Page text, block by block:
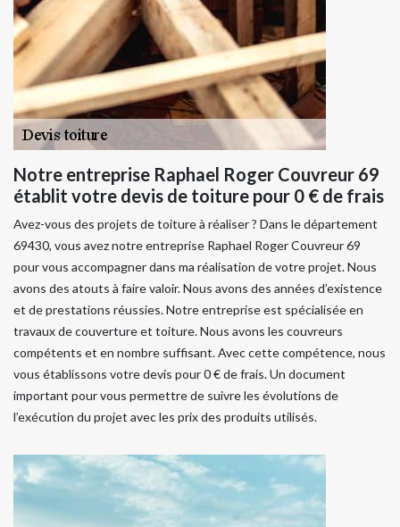
Notre entreprise Raphael Roger Couvreur 69
établit votre devis de toiture pour 0 € de frais
Avez-vous des projets de toiture à réaliser ? Dans le département
69430, vous avez notre entreprise Raphael Roger Couvreur 69
pour vous accompagner dans ma réalisation de votre projet. Nous
avons des atouts à faire valoir. Nous avons des années d’existence
et de prestations réussies. Notre entreprise est spécialisée en
travaux de couverture et toiture. Nous avons les couvreurs
compétents et en nombre suffisant. Avec cette compétence, nous
vous établissons votre devis pour 0 € de frais. Un document
important pour vous permettre de suivre les évolutions de
l’exécution du projet avec les prix des produits utilisés.